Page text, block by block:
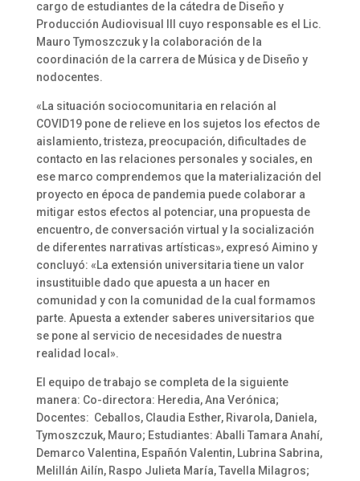
cargo de estudiantes de la cátedra de Diseño y
Producción Audiovisual III cuyo responsable es el Lic.
Mauro Tymoszczuk y la colaboración de la
coordinación de la carrera de Música y de Diseño y
nodocentes.
«La situación sociocomunitaria en relación al
COVID19 pone de relieve en los sujetos los efectos de
aislamiento, tristeza, preocupación, dificultades de
contacto en las relaciones personales y sociales, en
ese marco comprendemos que la materialización del
proyecto en época de pandemia puede colaborar a
mitigar estos efectos al potenciar, una propuesta de
encuentro, de conversación virtual y la socialización
de diferentes narrativas artísticas», expresó Aimino y
concluyó: «La extensión universitaria tiene un valor
insustituible dado que apuesta a un hacer en
comunidad y con la comunidad de la cual formamos
parte. Apuesta a extender saberes universitarios que
se pone al servicio de necesidades de nuestra
realidad local».
El equipo de trabajo se completa de la siguiente
manera: Co-directora: Heredia, Ana Verónica;
Docentes: Ceballos, Claudia Esther, Rivarola, Daniela,
Tymoszczuk, Mauro; Estudiantes: Aballi Tamara Anahí,
Demarco Valentina, Españón Valentin, Lubrina Sabrina,
Melillán Ailín, Raspo Julieta María, Tavella Milagros;